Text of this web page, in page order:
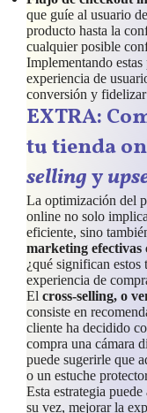
que guíe al usuario
producto hasta la
cualquier posible
Implementando
experiencia de
conversión y
EXTRA:
tu tienda
sellingy
La optimización del
online no solo
eficiente, sino
marketing efectivas
¿qué significan
experiencia de
El cross-selling, o
consiste en
cliente ha decidido
compra una cámara
puede sugerirle que
o un estuche
Esta estrategia puede
su vez, mejorar la